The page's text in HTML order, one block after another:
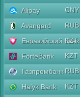
Alipay
CNY
Avangard
RUB
Евразийский банк
KZT
ForteBank
KZT
Газпромбанк RUB
Halyk Bank
KZT